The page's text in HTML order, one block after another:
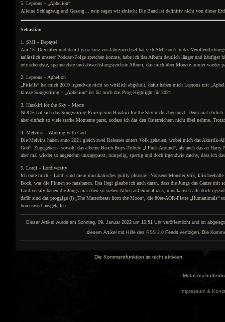
5. Leprous – „Aphelion“
Alleine Schlagzeug und Gesang… nein sagen wir einfach: Die Band ist definitiv nicht von dieser
Sebastian
1. SMI – Depaysé
Am 15. Dezember und damit ganz kurz vor Jahreswechsel hat sich SMI noch in das
anlässlich unserer Podcast-Folge sprechen konnte, habe ich das Album deutlich länger und
erfrischendste, spannendste und abwechslungsreichste Album, das mich über Monate immer wieder
2. Leprous – Aphelion
„Pitfalls“ hat mich 2019 irgendwie nicht so wirklich abgeholt, dafür haben mich Leprous mit
klasse Songwriting – „Aphelion“ ist für mich das Prog-Highlight für 2021.
3. Harakiri for the Sky – Maere
NOCH hat sich das Songwriting-Prinzip von Harakiri for the Sky nicht abgenutzt. Denn mal
aber einfach so viele starke Momente parat, sodass ich das den Österreichern nicht übel nehme.
4. Melvins – Working with God
Die Melvins haben anno 2021 gleich zwei Releases unters Volk gehauen, wobei mich das Akustik-
God“. Zugegeben – sowohl das alberne Beach-Boys-Tribute „I Fuck Around“, als auch das an
aber mal wieder so angenehm unangepasst, rumpelig, sperrig und doch irgendwie catchy, dass ich
5. Lordi – Lordiversity
Ich oute mich – Lordi sind mein musikalisches guilty pleasure. Nonsens-Monsterlyrik,
Bock, was die Finnen so raushauen. Das liegt glaube ich auch daran, dass die Jungs das Ganze
Lordiversity hauen die Jungs mal eben so sieben Alben auf einmal raus, musikalisch alle doch
dafür sind das proggige (!) „The Masterbeast from the Moon“, die 80er-AOR-Platte „Humanimals“
hörenswert ausgefallen.
Dieser Artikel wurde am Sonntag, 09. Januar 2022 um 10:51 Uhr veröffentlicht und ist
diesem Artikel mit Hilfe des RSS 2.0Feeds verfolgen. Die
Die Kommentfunktion ist nicht aktiviert.
Metal-
Impressum &